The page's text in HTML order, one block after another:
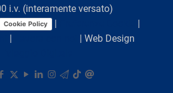
i.v. (interamente versato)
Cookie Policy |
|
|
| Web Design